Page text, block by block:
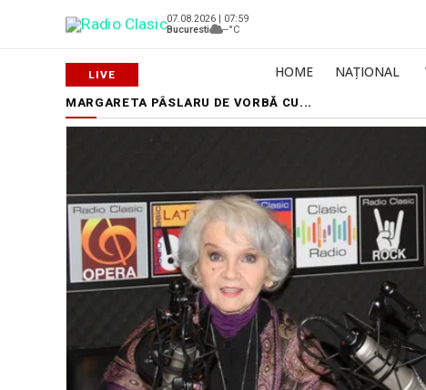
07.08.2026 | 07:59
Bucuresti
--°C
HOME NAȚIONAL
MARGARETA PÂSLARU DE VORBĂ CU...